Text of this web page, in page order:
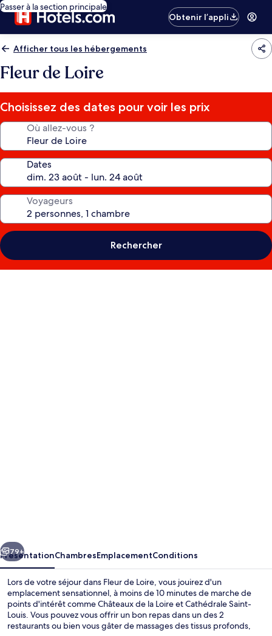
Passer à la section principale
Obtenir l’appli
Afficher tous les hébergements
Fleur de Loire
Choisissez des dates pour voir les prix
Où allez-vous ?
Dates
Voyageurs
Rechercher
Suivant
79+
PrésentationChambresEmplacementConditions
Lors de votre séjour dans Fleur de Loire, vous jouirez d'un
emplacement sensationnel, à moins de 10 minutes de marche de
points d'intérêt comme Châteaux de la Loire et Cathédrale Saint-
Louis. Vous pouvez vous offrir un bon repas dans un des 2
restaurants ou bien vous gâter de massages des tissus profonds,